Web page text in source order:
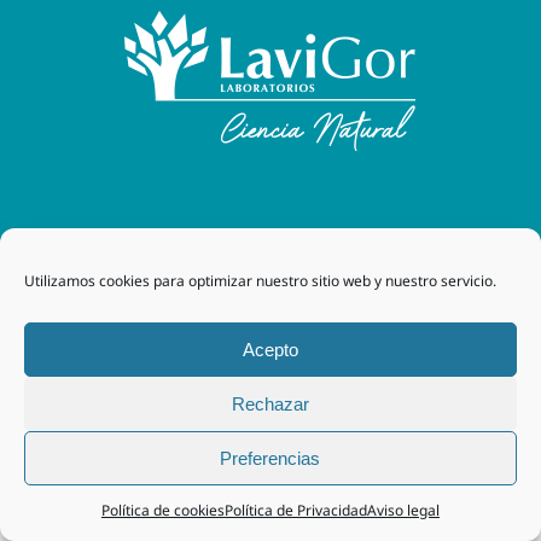
Utilizamos cookies para optimizar nuestro sitio web y nuestro servicio.
Acepto
Rechazar
Preferencias
Política de cookiesPolítica de PrivacidadAviso legal
| Tel. +34 94 454 42 00 |tegor@grupotegor.com|TEGOR
Aviso legal|Política de cookies|Política de privacidad|
Política de privacidad RRSS|
FacebookInstagram